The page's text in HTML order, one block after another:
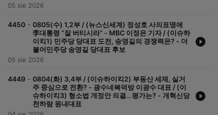
05 sie 2026
4450 - 0805(수) 1,2부 / (뉴스신세계) 정성호 사의표명에
李대통령 “잘 버티시라” - MBC 이정은 기자 / (이슈하
이킥1) 민주당 당대표 도전, 송영길의 경쟁력은? - 더
불어민주당 송영길 당대표 후보
05 sie 2026
4449 - 0804(화) 3,4부 / (이슈하이킥2) 부동산 세제, 실거
주 중심으로 전환? - 광수네복덕방 이광수 대표 / (이
슈하이킥3) 형소법 개정안 의결...평가는? - 개혁신당
천하람 원내대표